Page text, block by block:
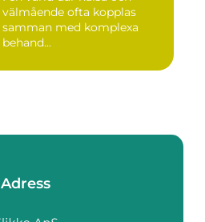
välmående ofta kopplas
samman med komplexa
behand...
Adress